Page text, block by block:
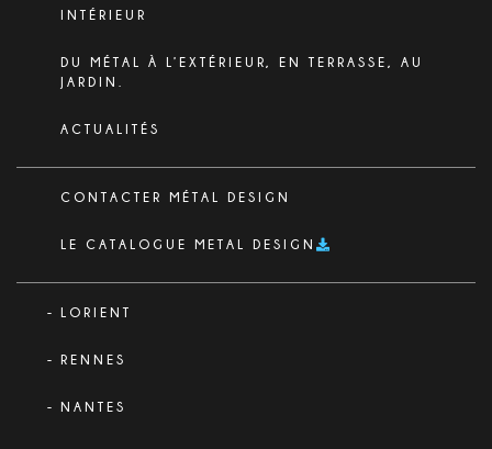
INTÉRIEUR
DU MÉTAL À L’EXTÉRIEUR, EN TERRASSE, AU
JARDIN.
ACTUALITÉS
CONTACTER MÉTAL DESIGN
LE CATALOGUE METAL DESIGN
LORIENT
RENNES
NANTES